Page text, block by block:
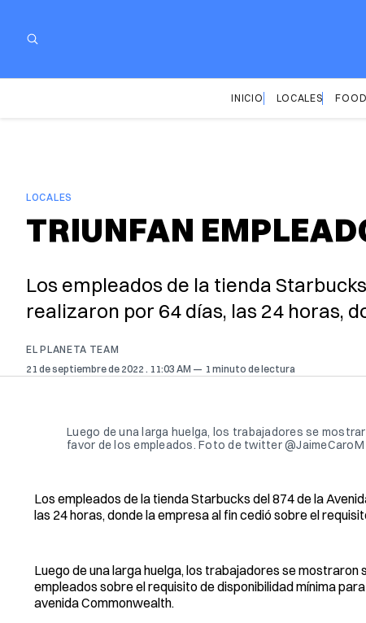
INICIO LOCALES
LOCALES
TRIUNFAN
Los empleados de la tienda
realizaron por 64 días, las 24 horas,
EL PLANETA TEAM
21 de septiembre de 2022 . 11:03 AM 1 minuto de lectura
Luego de una larga huelga, los trabajadores se
favor de los empleados. Foto de twitter @JaimeCaroM
Los empleados de la tienda Starbucks del 874 de la
las 24 horas, donde la empresa al fin cedió sobre el
Luego de una larga huelga, los trabajadores se
empleados sobre el requisito de disponibilidad mínima
avenida Commonwealth.